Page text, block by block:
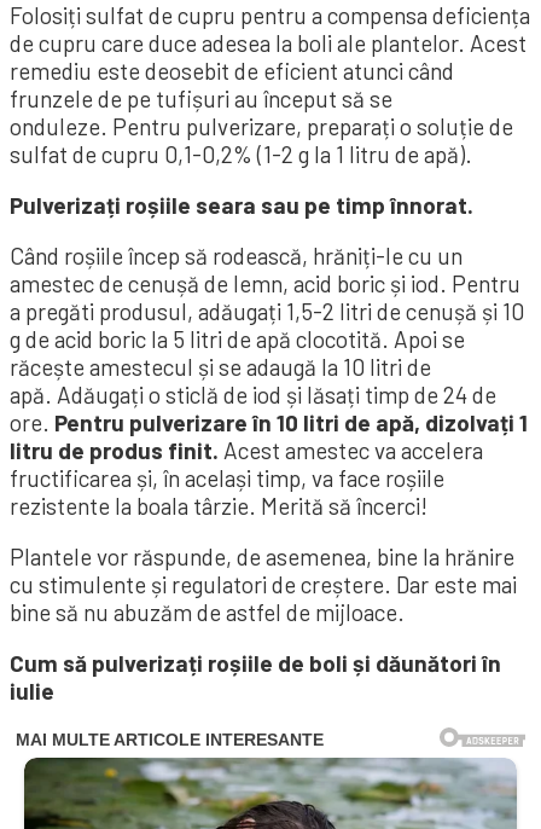
Folosiți sulfat de cupru pentru a compensa deficiența
de cupru care duce adesea la boli ale plantelor. Acest
remediu este deosebit de eficient atunci când
frunzele de pe tufișuri au început să se
onduleze. Pentru pulverizare, preparați o soluție de
sulfat de cupru 0,1-0,2% (1-2 g la 1 litru de apă).
Pulverizați roșiile seara sau pe timp înnorat.
Când roșiile încep să rodească, hrăniți-le cu un
amestec de cenușă de lemn, acid boric și iod. Pentru
a pregăti produsul, adăugați 1,5-2 litri de cenușă și 10
g de acid boric la 5 litri de apă clocotită. Apoi se
răcește amestecul și se adaugă la 10 litri de
apă. Adăugați o sticlă de iod și lăsați timp de 24 de
ore. Pentru pulverizare în 10 litri de apă, dizolvați 1
litru de produs finit. Acest amestec va accelera
fructificarea și, în același timp, va face roșiile
rezistente la boala târzie. Merită să încerci!
Plantele vor răspunde, de asemenea, bine la hrănire
cu stimulente și regulatori de creștere. Dar este mai
bine să nu abuzăm de astfel de mijloace.
Cum să pulverizați roșiile de boli și dăunători în
iulie